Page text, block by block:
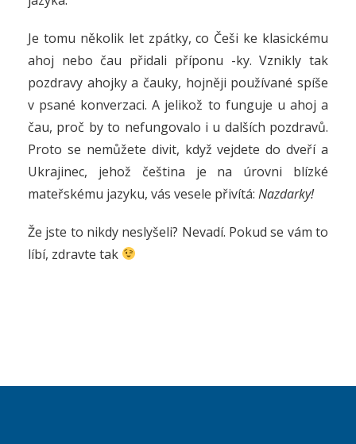
Je tomu několik let zpátky, co Češi ke klasickému
ahoj nebo čau přidali příponu -ky. Vznikly tak
pozdravy ahojky a čauky, hojněji používané spíše
v psané konverzaci. A jelikož to funguje u ahoj a
čau, proč by to nefungovalo i u dalších pozdravů.
Proto se nemůžete divit, když vejdete do dveří a
Ukrajinec, jehož čeština je na úrovni blízké
mateřskému jazyku, vás vesele přivítá: Nazdarky!
Že jste to nikdy neslyšeli? Nevadí. Pokud se vám to
líbí, zdravte tak